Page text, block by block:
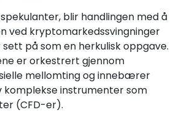
blir handlingen med å
ved kryptomarkedssvingninger
på som en herkulisk oppgave.
er orkestrert gjennom
mellomting og innebærer
instrumenter som
(CFD-er).